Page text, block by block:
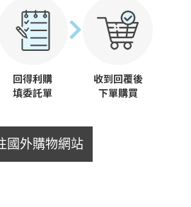
國外購物網站